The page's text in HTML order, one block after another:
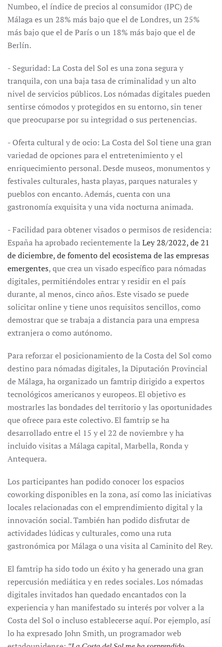
Numbeo, el índice de precios al consumidor (IPC) de
Málaga es un 28% más bajo que el de Londres, un 25%
más bajo que el de París o un 18% más bajo que el de
Berlín.
- Seguridad: La Costa del Sol es una zona segura y
tranquila, con una baja tasa de criminalidad y un alto
nivel de servicios públicos. Los nómadas digitales pueden
sentirse cómodos y protegidos en su entorno, sin tener
que preocuparse por su integridad o sus pertenencias.
- Oferta cultural y de ocio: La Costa del Sol tiene una gran
variedad de opciones para el entretenimiento y el
enriquecimiento personal. Desde museos, monumentos y
festivales culturales, hasta playas, parques naturales y
pueblos con encanto. Además, cuenta con una
gastronomía exquisita y una vida nocturna animada.
- Facilidad para obtener visados o permisos de residencia:
España ha aprobado recientemente laLey 28/2022, de 21
de diciembre, de fomento del ecosistema de las empresas
emergentes, que crea un visado específico para nómadas
digitales, permitiéndoles entrar y residir en el país
durante, al menos, cinco años. Este visado se puede
solicitar online y tiene unos requisitos sencillos, como
demostrar que se trabaja a distancia para una empresa
extranjera o como autónomo.
Para reforzar el posicionamiento de la Costa del Sol como
destino para nómadas digitales, la Diputación Provincial
de Málaga, ha organizado un famtrip dirigido a expertos
tecnológicos americanos y europeos. El objetivo es
mostrarles las bondades del territorio y las oportunidades
que ofrece para este colectivo. El famtrip se ha
desarrollado entre el 15 y el 22 de noviembre y ha
incluido visitas a Málaga capital, Marbella, Ronda y
Antequera.
Los participantes han podido conocer los espacios
coworking disponibles en la zona, así como las iniciativas
locales relacionadas con el emprendimiento digital y la
innovación social. También han podido disfrutar de
actividades lúdicas y culturales, como una ruta
gastronómica por Málaga o una visita al Caminito del Rey.
El famtrip ha sido todo un éxito y ha generado una gran
repercusión mediática y en redes sociales. Los nómadas
digitales invitados han quedado encantados con la
experiencia y han manifestado su interés por volver a la
Costa del Sol o incluso establecerse aquí. Por ejemplo, así
lo ha expresado John Smith, un programador web